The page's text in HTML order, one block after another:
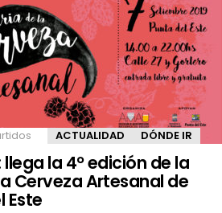
ACTUALIDAD DÓNDE IR
llega la 4° edición de la
Cerveza Artesanal de
Este